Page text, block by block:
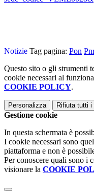
Notizie Tag pagina: Pon
Questo sito o gli strumenti
cookie necessari al
COOKIE POLICY.
Personalizza Rifiuta tutti i
Gestione cookie
In questa schermata è
I cookie necessari sono
piattaforma e non è
Per conoscere quali sono i
visionare la COOKIE